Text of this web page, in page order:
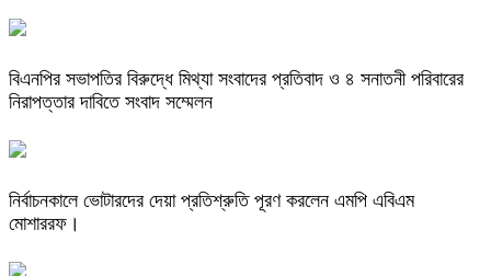
বিএনপির সভাপতির বিরুদ্ধে মিথ্যা সংবাদের প্রতিবাদ ও ৪ সনাতনী পরিবারের
নিরাপত্তার দাবিতে সংবাদ সম্মেলন
নির্বাচনকালে ভোটারদের দেয়া প্রতিশ্রুতি পূরণ করলেন এমপি এবিএম
মোশাররফ।